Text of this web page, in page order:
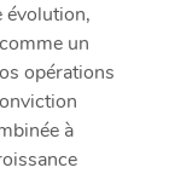
évolution,
un
opérations
à